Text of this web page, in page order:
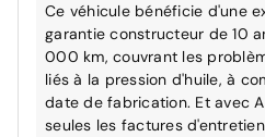
Ce véhicule bénéficie d'une
garantie constructeur de 10
000 km, couvrant les
liés à la pression d'huile, à
date de fabrication. Et avec
seules les factures